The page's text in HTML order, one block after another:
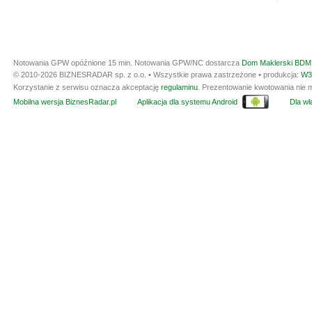
Notowania GPW opóźnione 15 min. Notowania GPW/NC dostarcza Dom Maklerski
© 2010-2026 BIZNESRADAR sp. z o.o. • Wszystkie prawa zastrzeżone • produkcja:
Korzystanie z serwisu oznacza akceptację regulaminu . Prezentowanie kwotowania
Mobilna wersja BiznesRadar.pl
Aplikacja dla systemu Android Dla